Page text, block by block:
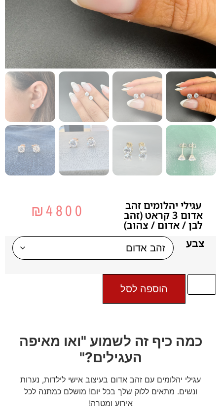
כמה כיף זה לשמוע "ואו מאיפה
העגילים?"
עגילי יהלומים עם זהב אדום בעיצוב אישי לילדות, נערות
ונשים. מתאים ללוק שלך בכל יום! מושלם כמתנה לכל
אירוע ומטרה!
עגילי יהלומים זהב
אדום 3 קראט (זהב
לבן / אדום / צהוב)
₪4800
צבע
הוספה לסל